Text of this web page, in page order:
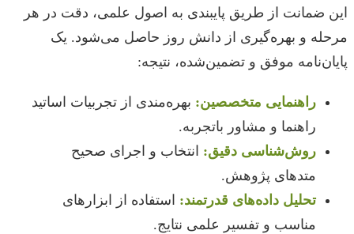
این ضمانت از طریق پایبندی به اصول علمی، دقت در هر
مرحله و بهره‌گیری از دانش روز حاصل می‌شود. یک
پایان‌نامه موفق و تضمین‌شده، نتیجه:
راهنمایی متخصصین: بهره‌مندی از تجربیات اساتید
راهنما و مشاور باتجربه.
روش‌شناسی دقیق: انتخاب و اجرای صحیح
متدهای پژوهش.
تحلیل داده‌های قدرتمند: استفاده از ابزارهای
مناسب و تفسیر علمی نتایج.